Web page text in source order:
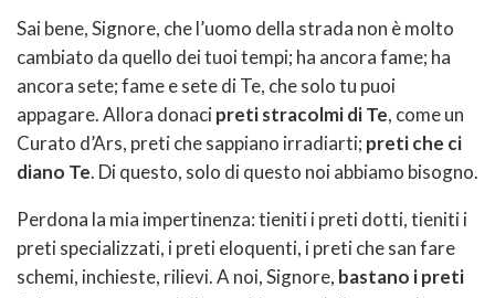
Sai bene, Signore, che l’uomo della strada non è molto
cambiato da quello dei tuoi tempi; ha ancora fame; ha
ancora sete; fame e sete di Te, che solo tu puoi
appagare. Allora donacipreti stracolmi di Te, come un
Curato d’Ars, preti che sappiano irradiarti; preti che ci
diano Te. Di questo, solo di questo noi abbiamo bisogno.
Perdona la mia impertinenza: tieniti i preti dotti, tieniti i
preti specializzati, i preti eloquenti, i preti che san fare
schemi, inchieste, rilievi. A noi, Signore, bastano i preti